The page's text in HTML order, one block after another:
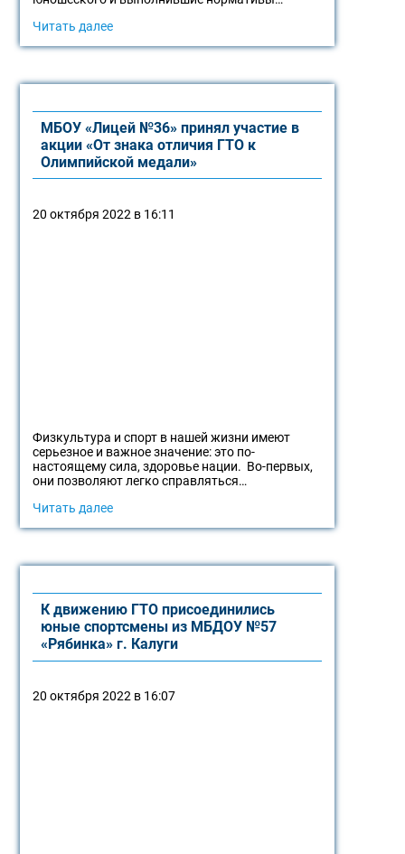
Читать далее
МБОУ «Лицей №36» принял участие в
акции «От знака отличия ГТО к
Олимпийской медали»
20 октября 2022 в 16:11
Физкультура и спорт в нашей жизни имеют
серьезное и важное значение: это по-
настоящему сила, здоровье нации. Во-первых,
они позволяют легко справляться…
Читать далее
К движению ГТО присоединились
юные спортсмены из МБДОУ №57
«Рябинка» г. Калуги
20 октября 2022 в 16:07